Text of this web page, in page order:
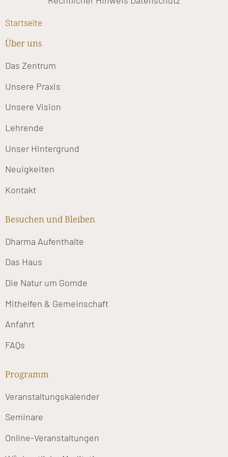
Startseite
Über uns
Das Zentrum
Unsere Praxis
Unsere Vision
Lehrende
Unser Hintergrund
Neuigkeiten
Kontakt
Besuchen und Bleiben
Dharma Aufenthalte
Das Haus
Die Natur um Gomde
Mithelfen & Gemeinschaft
Anfahrt
FAQs
Programm
Veranstaltungskalender
Seminare
Online-Veranstaltungen